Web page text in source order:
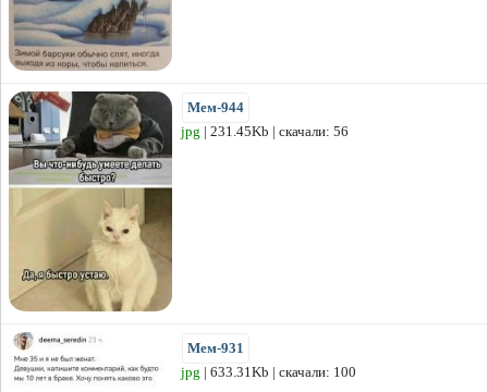
Мем-944
jpg | 231.45Kb | скачали: 56
Мем-931
jpg | 633.31Kb | скачали: 100